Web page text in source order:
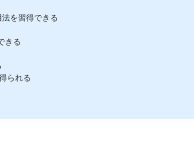
を習得できる
きる
られる
分かる